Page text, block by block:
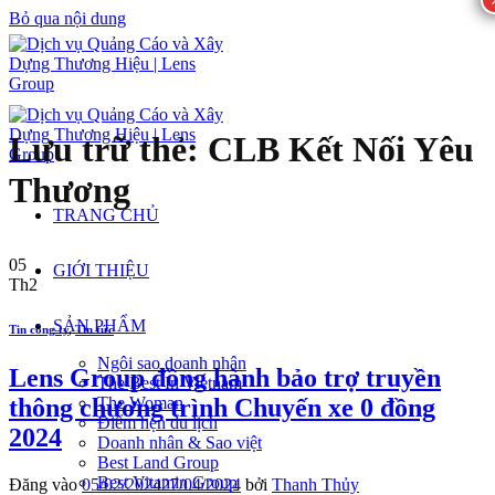
Bỏ qua nội dung
TRANG CHỦ
GIỚI THIỆU
SẢN PHẨM
Ngôi sao doanh nhân
The Best In Vietnam
The Woman
Điểm hẹn du lịch
Doanh nhân & Sao việt
Best Land Group
Best Vitamin Group
Lưu trữ thẻ: CLB Kết Nối Yêu
Thương
05
Th2
Tin công ty,Tin tức
Lens Group đồng hành bảo trợ truyền
thông chương trình Chuyến xe 0 đồng
2024
Đăng vào05/02/202427/04/2024 bởi Thanh Thủy